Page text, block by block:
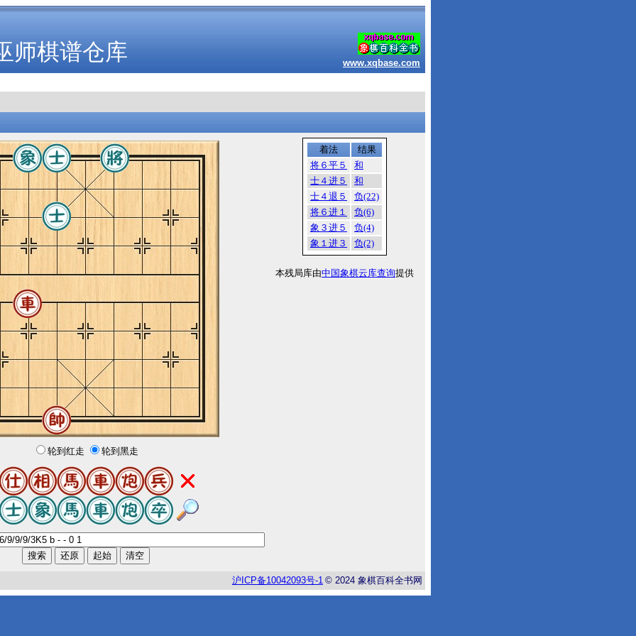
师棋谱仓库 www.xqbase.com
轮到红走 轮到黑走
着法
结果
将６平５
和
士４进５
和
士４退５
负(22)
将６进１
负(6)
象３进５
负(4)
象１进３
负(2)
本残局库由中国象棋云库查询提供
沪 ICP备10042093号-1 © 2024 象棋百科全书网